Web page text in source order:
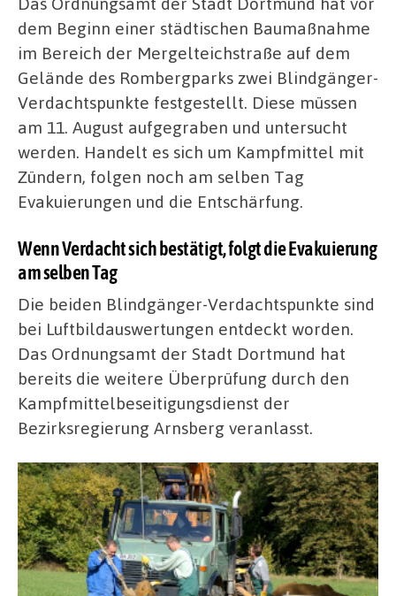
dem Beginn einer städtischen Baumaßnahme
im Bereich der Mergelteichstraße auf dem
Gelände des Rombergparks zwei Blindgänger-
Verdachtspunkte festgestellt. Diese müssen
am 11. August aufgegraben und untersucht
werden. Handelt es sich um Kampfmittel mit
Zündern, folgen noch am selben Tag
Evakuierungen und die Entschärfung.
Wenn Verdacht sich bestätigt, folgt die Evakuierung
am selben Tag
Die beiden Blindgänger-Verdachtspunkte sind
bei Luftbildauswertungen entdeckt worden.
Das Ordnungsamt der Stadt Dortmund hat
bereits die weitere Überprüfung durch den
Kampfmittelbeseitigungsdienst der
Bezirksregierung Arnsberg veranlasst.